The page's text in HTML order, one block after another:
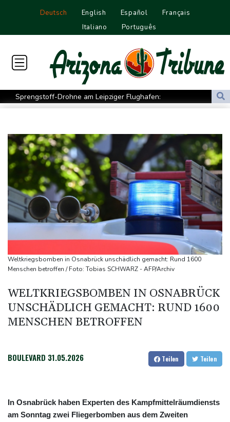
Deutsch English Español
Français
Italiano
Português
Sprengstoff-Drohne am Leipziger Flughafen:
Bundesanwaltschaft übernimmt Ermittlungen
Millionen Dollar zahlen
Regierung und Opposition in Venezuela beginnen offiziellen
Dialog - ohne Machado
USA wollen bei Visa-Anträgen offenbar Online-Aktivitäten noch
stärker überprüfen
Röwekamp: Innenministerium muss zentral für Drohnenabwehr
zuständig sein
Trump unternimmt neuen Vorstoß im Streit um US-
Staatsbürgerschaft
Erdogan reist zu Dreier-Gipfel mit Pakistan nach Saudi-Arabien
58 Soldaten im Jemen bei Huthi-Angriffen getötet - Regierung
kündigt Vergeltung an
UEFA hält an FIFA-Boykott fest - CAF hält zu Infantino
Jemen: 38 Soldaten bei Huthi-Angriffen getötet - Regierung
Weltkriegsbomben in Osnabrück unschädlich gemacht: Rund 1600
Menschen betroffen / Foto: Tobias SCHWARZ - AFP/Archiv
WELTKRIEGSBOMBEN IN OSNABRÜCK
UNSCHÄDLICH GEMACHT: RUND 1600
MENSCHEN BETROFFEN
BOULEVARD 31.05.2026 Teilen Teilen
In Osnabrück haben Experten des Kampfmittelräumdiensts
am Sonntag zwei Fliegerbomben aus dem Zweiten